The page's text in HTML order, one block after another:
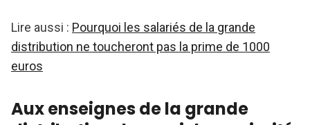
Lire aussi : Pourquoi les salariés de la grande
distribution ne toucheront pas la prime de 1000
euros
Aux enseignes de la grande